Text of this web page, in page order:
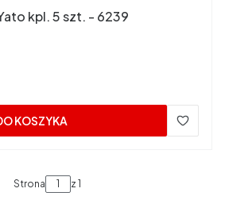
kpl. 5 szt. - 6239
KOSZYKA
Strona
z 1